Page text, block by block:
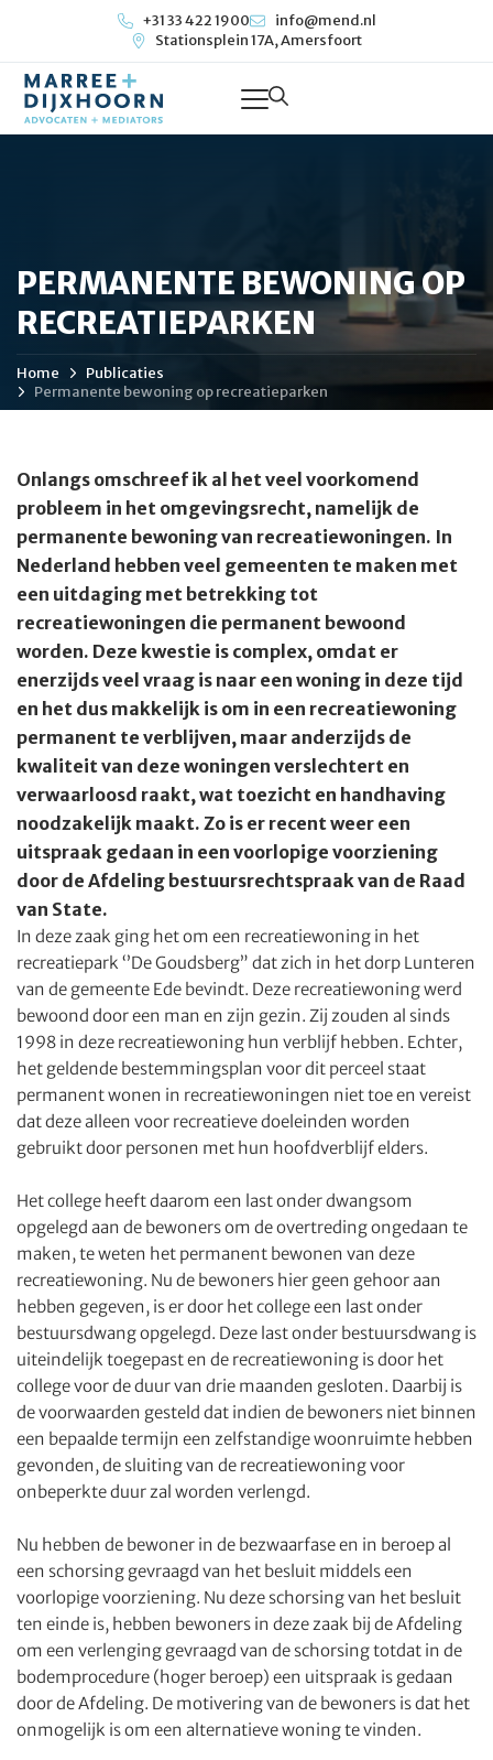
+31 33 422 1900
info@mend.nl
Stationsplein 17A, Amersfoort
PERMANENTE BEWONING OP
RECREATIEPARKEN
Home
Publicaties
Permanente bewoning op recreatieparken
Onlangs omschreef ik al het veel voorkomend
probleem in het omgevingsrecht, namelijk de
permanente bewoning van recreatiewoningen. In
Nederland hebben veel gemeenten te maken met
een uitdaging met betrekking tot
recreatiewoningen die permanent bewoond
worden. Deze kwestie is complex, omdat er
enerzijds veel vraag is naar een woning in deze tijd
en het dus makkelijk is om in een recreatiewoning
permanent te verblijven, maar anderzijds de
kwaliteit van deze woningen verslechtert en
verwaarloosd raakt, wat toezicht en handhaving
noodzakelijk maakt. Zo is er recent weer een
uitspraak gedaan in een voorlopige voorziening
door de Afdeling bestuursrechtspraak van de Raad
van State.
In deze zaak ging het om een recreatiewoning in het
recreatiepark ‘’De Goudsberg” dat zich in het dorp Lunteren
van de gemeente Ede bevindt. Deze recreatiewoning werd
bewoond door een man en zijn gezin. Zij zouden al sinds
1998 in deze recreatiewoning hun verblijf hebben. Echter,
het geldende bestemmingsplan voor dit perceel staat
permanent wonen in recreatiewoningen niet toe en vereist
dat deze alleen voor recreatieve doeleinden worden
gebruikt door personen met hun hoofdverblijf elders.
Het college heeft daarom een last onder dwangsom
opgelegd aan de bewoners om de overtreding ongedaan te
maken, te weten het permanent bewonen van deze
recreatiewoning. Nu de bewoners hier geen gehoor aan
hebben gegeven, is er door het college een last onder
bestuursdwang opgelegd. Deze last onder bestuursdwang is
uiteindelijk toegepast en de recreatiewoning is door het
college voor de duur van drie maanden gesloten. Daarbij is
de voorwaarden gesteld dat indien de bewoners niet binnen
een bepaalde termijn een zelfstandige woonruimte hebben
gevonden, de sluiting van de recreatiewoning voor
onbeperkte duur zal worden verlengd.
Nu hebben de bewoner in de bezwaarfase en in beroep al
een schorsing gevraagd van het besluit middels een
voorlopige voorziening. Nu deze schorsing van het besluit
ten einde is, hebben bewoners in deze zaak bij de Afdeling
om een verlenging gevraagd van de schorsing totdat in de
bodemprocedure (hoger beroep) een uitspraak is gedaan
door de Afdeling. De motivering van de bewoners is dat het
onmogelijk is om een alternatieve woning te vinden.